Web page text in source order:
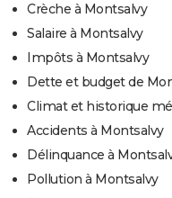
Crèche à Montsalvy
Salaire à Montsalvy
Impôts à Montsalvy
Dette et budget de
Climat et historique
Accidents à Montsalvy
Délinquance à
Pollution à Montsalvy